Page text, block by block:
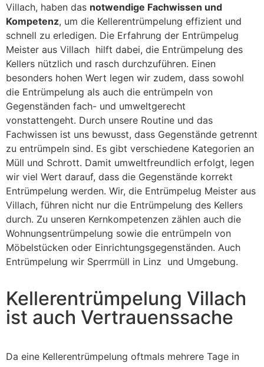
Villach, haben das notwendige Fachwissen und
Kompetenz, um die Kellerentrümpelung effizient und
schnell zu erledigen. Die Erfahrung der Entrümpelug
Meister aus Villach hilft dabei, die Entrümpelung des
Kellers nützlich und rasch durchzuführen. Einen
besonders hohen Wert legen wir zudem, dass sowohl
die Entrümpelung als auch die entrümpeln von
Gegenständen fach- und umweltgerecht
vonstattengeht. Durch unsere Routine und das
Fachwissen ist uns bewusst, dass Gegenstände getrennt
zu entrümpeln sind. Es gibt verschiedene Kategorien an
Müll und Schrott. Damit umweltfreundlich erfolgt, legen
wir viel Wert darauf, dass die Gegenstände korrekt
Entrümpelung werden. Wir, die Entrümpelug Meister aus
Villach, führen nicht nur die Entrümpelung des Kellers
durch. Zu unseren Kernkompetenzen zählen auch die
Wohnungsentrümpelung sowie die entrümpeln von
Möbelstücken oder Einrichtungsgegenständen. Auch
Entrümpelung wir Sperrmüll in Linz und Umgebung.
Kellerentrümpelung Villach
ist auch Vertrauenssache
Da eine Kellerentrümpelung oftmals mehrere Tage in